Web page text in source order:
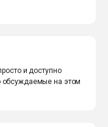
и доступно
обсуждаемые на этом